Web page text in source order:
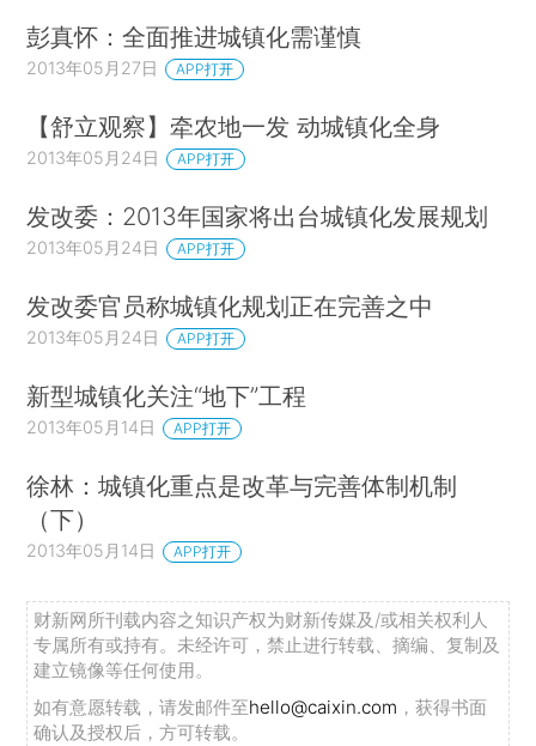
彭真怀：全面推进城镇化需谨慎
2013年05月27日 APP打开
【舒立观察】牵农地一发 动城镇化全身
2013年05月24日 APP打开
发改委：2013年国家将出台城镇化发展规划
2013年05月24日 APP打开
发改委官员称城镇化规划正在完善之中
2013年05月24日 APP打开
新型城镇化关注“地下”工程
2013年05月14日 APP打开
徐林：城镇化重点是改革与完善体制机制
（下）
2013年05月14日 APP打开
财新网所刊载内容之知识产权为财新传媒及/或相关权利人
专属所有或持有。未经许可，禁止进行转载、摘编、复制及
建立镜像等任何使用。
如有意愿转载，请发邮件至hello@caixin.com ，获得书面
确认及授权后，方可转载。